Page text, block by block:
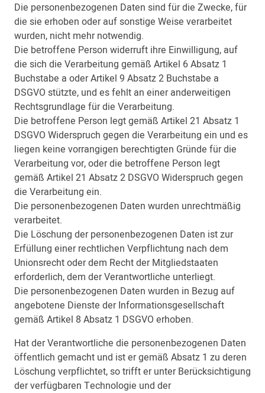
Die personenbezogenen Daten sind für die Zwecke, für
die sie erhoben oder auf sonstige Weise verarbeitet
wurden, nicht mehr notwendig.
Die betroffene Person widerruft ihre Einwilligung, auf
die sich die Verarbeitung gemäß Artikel 6 Absatz 1
Buchstabe a oder Artikel 9 Absatz 2 Buchstabe a
DSGVO stützte, und es fehlt an einer anderweitigen
Rechtsgrundlage für die Verarbeitung.
Die betroffene Person legt gemäß Artikel 21 Absatz 1
DSGVO Widerspruch gegen die Verarbeitung ein und es
liegen keine vorrangigen berechtigten Gründe für die
Verarbeitung vor, oder die betroffene Person legt
gemäß Artikel 21 Absatz 2 DSGVO Widerspruch gegen
die Verarbeitung ein.
Die personenbezogenen Daten wurden unrechtmäßig
verarbeitet.
Die Löschung der personenbezogenen Daten ist zur
Erfüllung einer rechtlichen Verpflichtung nach dem
Unionsrecht oder dem Recht der Mitgliedstaaten
erforderlich, dem der Verantwortliche unterliegt.
Die personenbezogenen Daten wurden in Bezug auf
angebotene Dienste der Informationsgesellschaft
gemäß Artikel 8 Absatz 1 DSGVO erhoben.
Hat der Verantwortliche die personenbezogenen Daten
öffentlich gemacht und ist er gemäß Absatz 1 zu deren
Löschung verpflichtet, so trifft er unter Berücksichtigung
der verfügbaren Technologie und der